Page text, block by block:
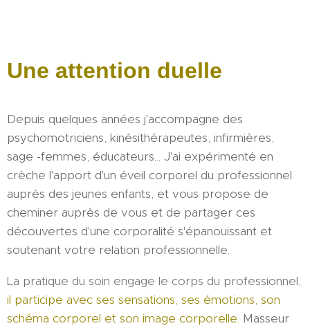
Une attention duelle
Depuis quelques années j'accompagne des
psychomotriciens, kinésithérapeutes, infirmières,
sage -femmes, éducateurs... J'ai expérimenté en
crèche l'apport d'un éveil corporel du professionnel
auprès des jeunes enfants, et vous propose de
cheminer auprès de vous et de partager ces
découvertes d'une corporalité s'épanouissant et
soutenant votre relation professionnelle.
La pratique du soin engage le corps du professionnel,
il participe avec ses sensations, ses émotions, son
schéma corporel et son image corporelle. Masseur